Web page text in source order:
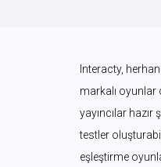
Interacty,
markalı
yayıncılar
testler
eşleştirme